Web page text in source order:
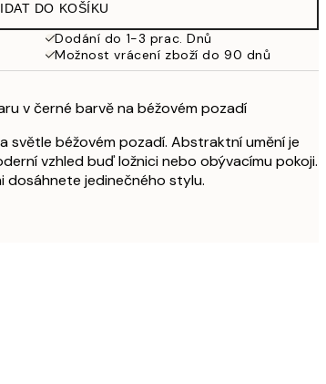
DO KOŠÍKU
Dodání do 1-3 prac. Dnů
Možnost vrácení zboží do 90 dnů
v černé barvě na béžovém pozadí
světle béžovém pozadí. Abstraktní umění je
vzhled buď ložnici nebo obývacímu pokoji.
dosáhnete jedinečného stylu.